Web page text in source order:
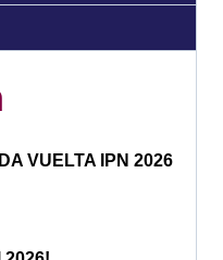
VUELTA IPN 2026